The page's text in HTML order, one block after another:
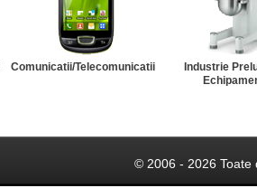
Comunicatii/Telecomunicatii
Industrie
© 2006 - 2026